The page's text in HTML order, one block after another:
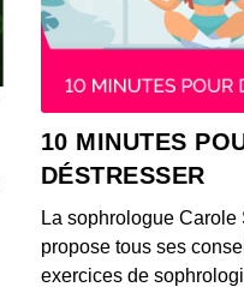
10 MINUTES
DÉSTRESSER
La sophrologue Carole
propose tous ses
exercices de